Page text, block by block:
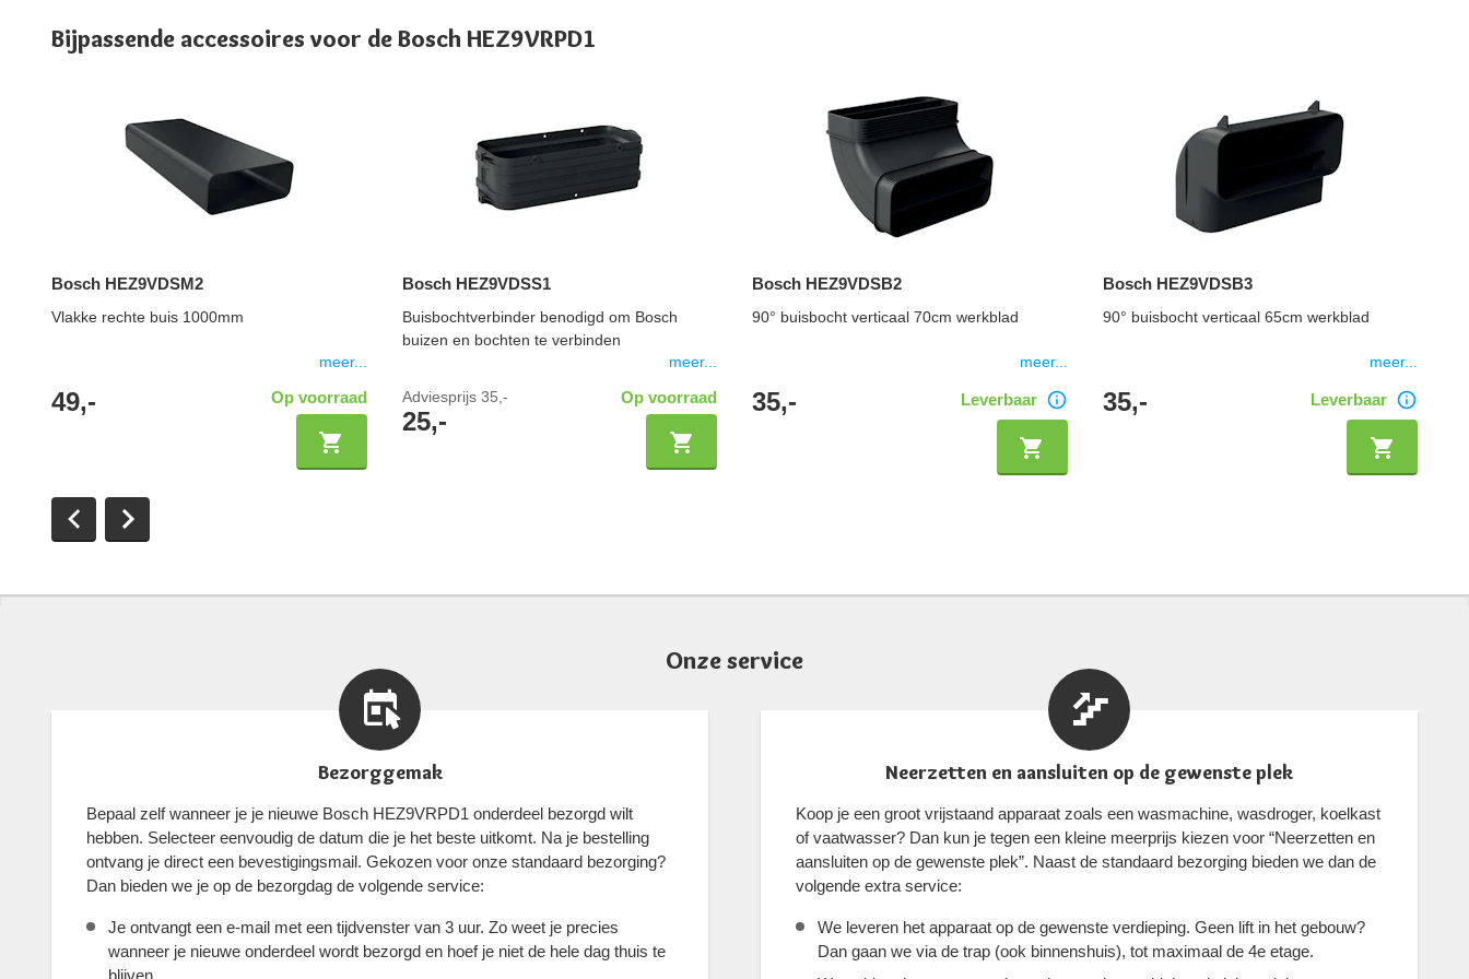
Bijpassende accessoires voor de Bosch HEZ9VRPD1
Bosch HEZ9VDSM2
Vlakke rechte buis 1000mm
meer...
49,- Op voorraad
Bosch HEZ9VDSS1
Buisbochtverbinder benodigd om Bosch
buizen en bochten te verbinden
meer...
Adviesprijs 35,-
25,-
Op voorraad
Bosch HEZ9VDSB2
90° buisbocht verticaal 70cm werkblad
meer...
35,- Leverbaar
Bosch HEZ9VDSB3
90° buisbocht verticaal 65cm werkblad
meer...
35,- Leverbaar
Onze service
Bezorggemak
Bepaal zelf wanneer je je nieuwe Bosch HEZ9VRPD1 onderdeel bezorgd wilt
hebben. Selecteer eenvoudig de datum die je het beste uitkomt. Na je bestelling
ontvang je direct een bevestigingsmail. Gekozen voor onze standaard bezorging?
Dan bieden we je op de bezorgdag de volgende service:
Je ontvangt een e-mail met een tijdvenster van 3 uur. Zo weet je precies
wanneer je nieuwe onderdeel wordt bezorgd en hoef je niet de hele dag thuis te
blijven.
Neerzetten en aansluiten op de gewenste plek
Koop je een groot vrijstaand apparaat zoals een wasmachine, wasdroger, koelkast
of vaatwasser? Dan kun je tegen een kleine meerprijs kiezen voor “Neerzetten en
aansluiten op de gewenste plek”. Naast de standaard bezorging bieden we dan de
volgende extra service:
We leveren het apparaat op de gewenste verdieping. Geen lift in het gebouw?
Dan gaan we via de trap (ook binnenshuis), tot maximaal de 4e etage.